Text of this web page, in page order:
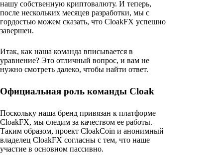
нашу собственную криптовалюту. И теперь,
после нескольких месяцев разработки, мы с
гордостью можем сказать, что CloakFX успешно
завершен.
Итак, как наша команда вписывается в
уравнение? Это отличный вопрос, и вам не
нужно смотреть далеко, чтобы найти ответ.
Официальная роль команды Cloak
Поскольку наша бренд привязан к платформе
CloakFX, мы следим за качеством ее работы.
Таким образом, проект CloakCoin и анонимный
владелец CloakFX согласны с тем, что наше
участие в основном пассивно.